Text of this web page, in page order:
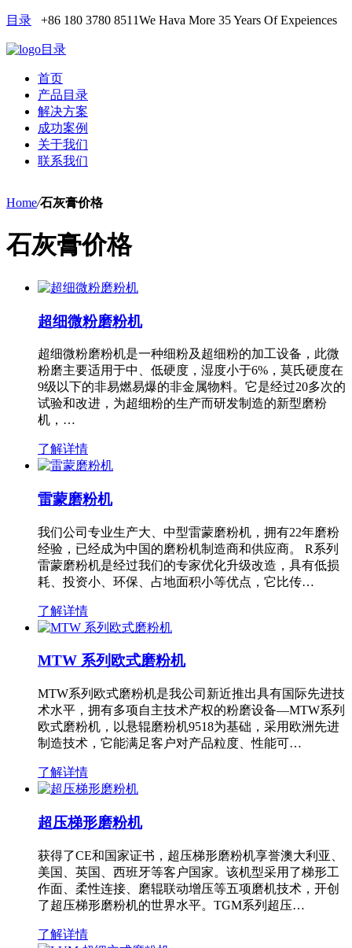
目录 +86 180 3780 8511We Hava More 35 Years Of Expeiences
目录
首页
产品目录
解决方案
成功案例
关于我们
联系我们
Home/石灰膏价格
石灰膏价格
超细微粉磨粉机
超细微粉磨粉机是一种细粉及超细粉的加工设备，此微
粉磨主要适用于中、低硬度，湿度小于6%，莫氏硬度在
9级以下的非易燃易爆的非金属物料。它是经过20多次的
试验和改进，为超细粉的生产而研发制造的新型磨粉
机，…
了解详情
雷蒙磨粉机
我们公司专业生产大、中型雷蒙磨粉机，拥有22年磨粉
经验，已经成为中国的磨粉机制造商和供应商。 R系列
雷蒙磨粉机是经过我们的专家优化升级改造，具有低损
耗、投资小、环保、占地面积小等优点，它比传…
了解详情
MTW 系列欧式磨粉机
MTW系列欧式磨粉机是我公司新近推出具有国际先进技
术水平，拥有多项自主技术产权的粉磨设备—MTW系列
欧式磨粉机，以悬辊磨粉机9518为基础，采用欧洲先进
制造技术，它能满足客户对产品粒度、性能可…
了解详情
超压梯形磨粉机
获得了CE和国家证书，超压梯形磨粉机享誉澳大利亚、
美国、英国、西班牙等客户国家。该机型采用了梯形工
作面、柔性连接、磨辊联动增压等五项磨机技术，开创
了超压梯形磨粉机的世界水平。TGM系列超压…
了解详情